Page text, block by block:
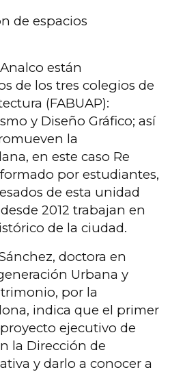
de espacios
están
de los tres colegios de
(FABUAP):
y Diseño Gráfico; así
la
en este caso Re
por estudiantes,
de esta unidad
2012 trabajan en
de la ciudad.
doctora en
Urbana y
por la
indica que el primer
ejecutivo de
la Dirección de
y darlo a conocer a